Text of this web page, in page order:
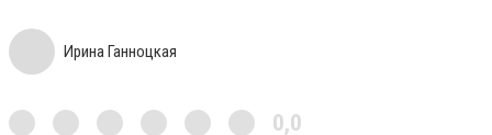
Ирина Ганноцкая
0,0